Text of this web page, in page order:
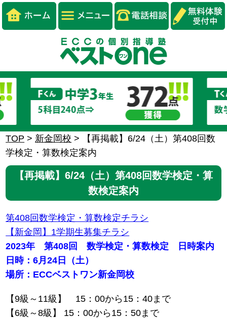
TOP > 新金岡校 >
【再掲載】6/24（土）第408回数
学検定・算数検定案内
【再掲載】6/24（土）第408回数学検定・算
数検定案内
第408回数学検定・算数検定チラシ
【新金岡】1学期生募集チラシ
2023年 第408回 数学検定・算数検定 日時案内
日時：6月24日（土）
場所：ECCベストワン新金岡校
【9級～11級】 15：00から15：40まで
【6級～8級】 15：00から15：50まで